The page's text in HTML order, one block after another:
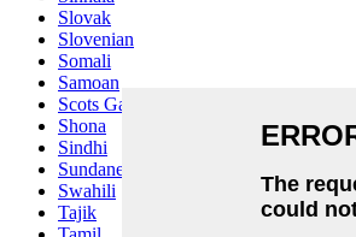
Slovak
Slovenian
Somali
Samoan
Scots Gaelic
Shona
Sindhi
Sundanese
Swahili
Tajik